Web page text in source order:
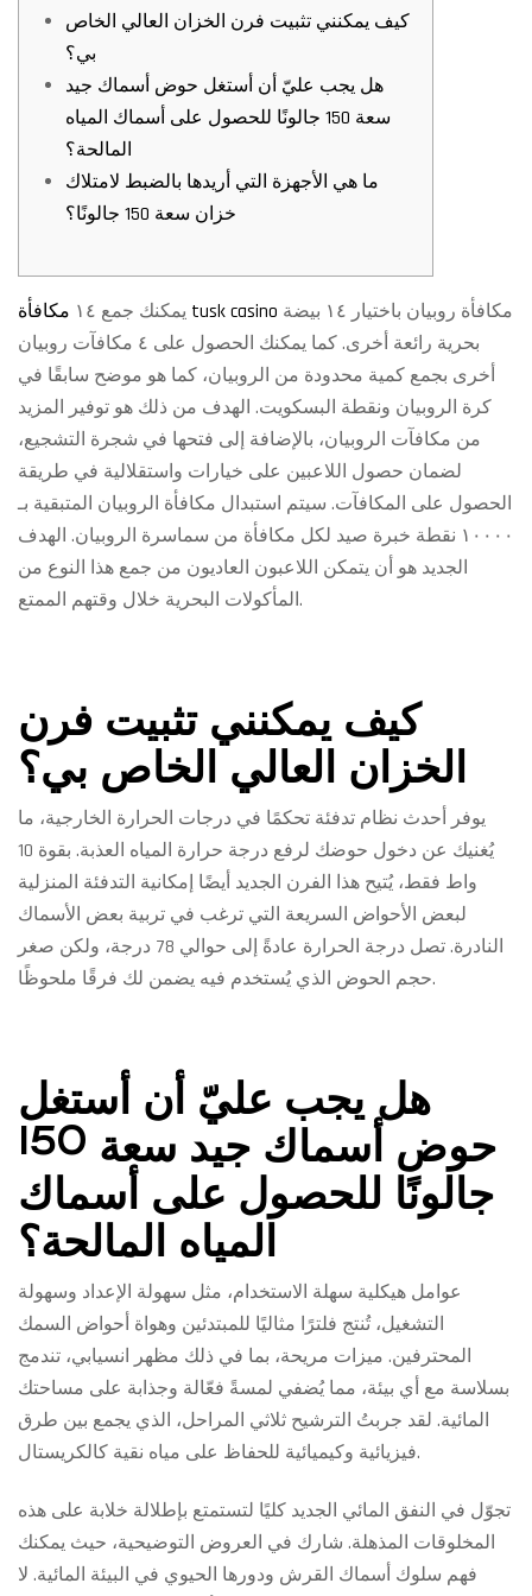
كيف يمكنني تثبيت فرن الخزان العالي الخاص
بي؟
هل يجب عليّ أن أستغل حوض أسماك جيد
سعة 150 جالونًا للحصول على أسماك المياه
المالحة؟
ما هي الأجهزة التي أريدها بالضبط لامتلاك
خزان سعة 150 جالونًا؟
يمكنك جمع ١٤ مكافأة tusk casino
بحرية رائعة أخرى. كما يمكنك الحصول على ٤ مكافآت روبيان
أخرى بجمع كمية محدودة من الروبيان، كما هو موضح سابقًا في
كرة الروبيان ونقطة البسكويت. الهدف من ذلك هو توفير المزيد
من مكافآت الروبيان، بالإضافة إلى فتحها في شجرة التشجيع،
لضمان حصول اللاعبين على خيارات واستقلالية في طريقة
الحصول على المكافآت. سيتم استبدال مكافأة الروبيان المتبقية بـ
١٠٠٠٠ نقطة خبرة صيد لكل مكافأة من سماسرة الروبيان. الهدف
الجديد هو أن يتمكن اللاعبون العاديون من جمع هذا النوع من
المأكولات البحرية خلال وقتهم الممتع.
كيف يمكنني تثبيت فرن
الخزان العالي الخاص بي؟
يوفر أحدث نظام تدفئة تحكمًا في درجات الحرارة الخارجية، ما
يُغنيك عن دخول حوضك لرفع درجة حرارة المياه العذبة. بقوة 10
واط فقط، يُتيح هذا الفرن الجديد أيضًا إمكانية التدفئة المنزلية
لبعض الأحواض السريعة التي ترغب في تربية بعض الأسماك
النادرة. تصل درجة الحرارة عادةً إلى حوالي 78 درجة، ولكن صغر
حجم الحوض الذي يُستخدم فيه يضمن لك فرقًا ملحوظًا.
هل يجب عليّ أن أستغل
حوض أسماك جيد سعة 150
جالونًا للحصول على أسماك
المياه المالحة؟
عوامل هيكلية سهلة الاستخدام، مثل سهولة الإعداد وسهولة
التشغيل، تُنتج فلترًا مثاليًا للمبتدئين وهواة أحواض السمك
المحترفين. ميزات مريحة، بما في ذلك مظهر انسيابي، تندمج
بسلاسة مع أي بيئة، مما يُضفي لمسةً فعّالة وجذابة على مساحتك
المائية. لقد جربتُ الترشيح ثلاثي المراحل، الذي يجمع بين طرق
فيزيائية وكيميائية للحفاظ على مياه نقية كالكريستال.
تجوّل في النفق المائي الجديد كليًا لتستمتع بإطلالة خلابة على هذه
المخلوقات المذهلة. شارك في العروض التوضيحية، حيث يمكنك
فهم سلوك أسماك القرش ودورها الحيوي في البيئة المائية. لا